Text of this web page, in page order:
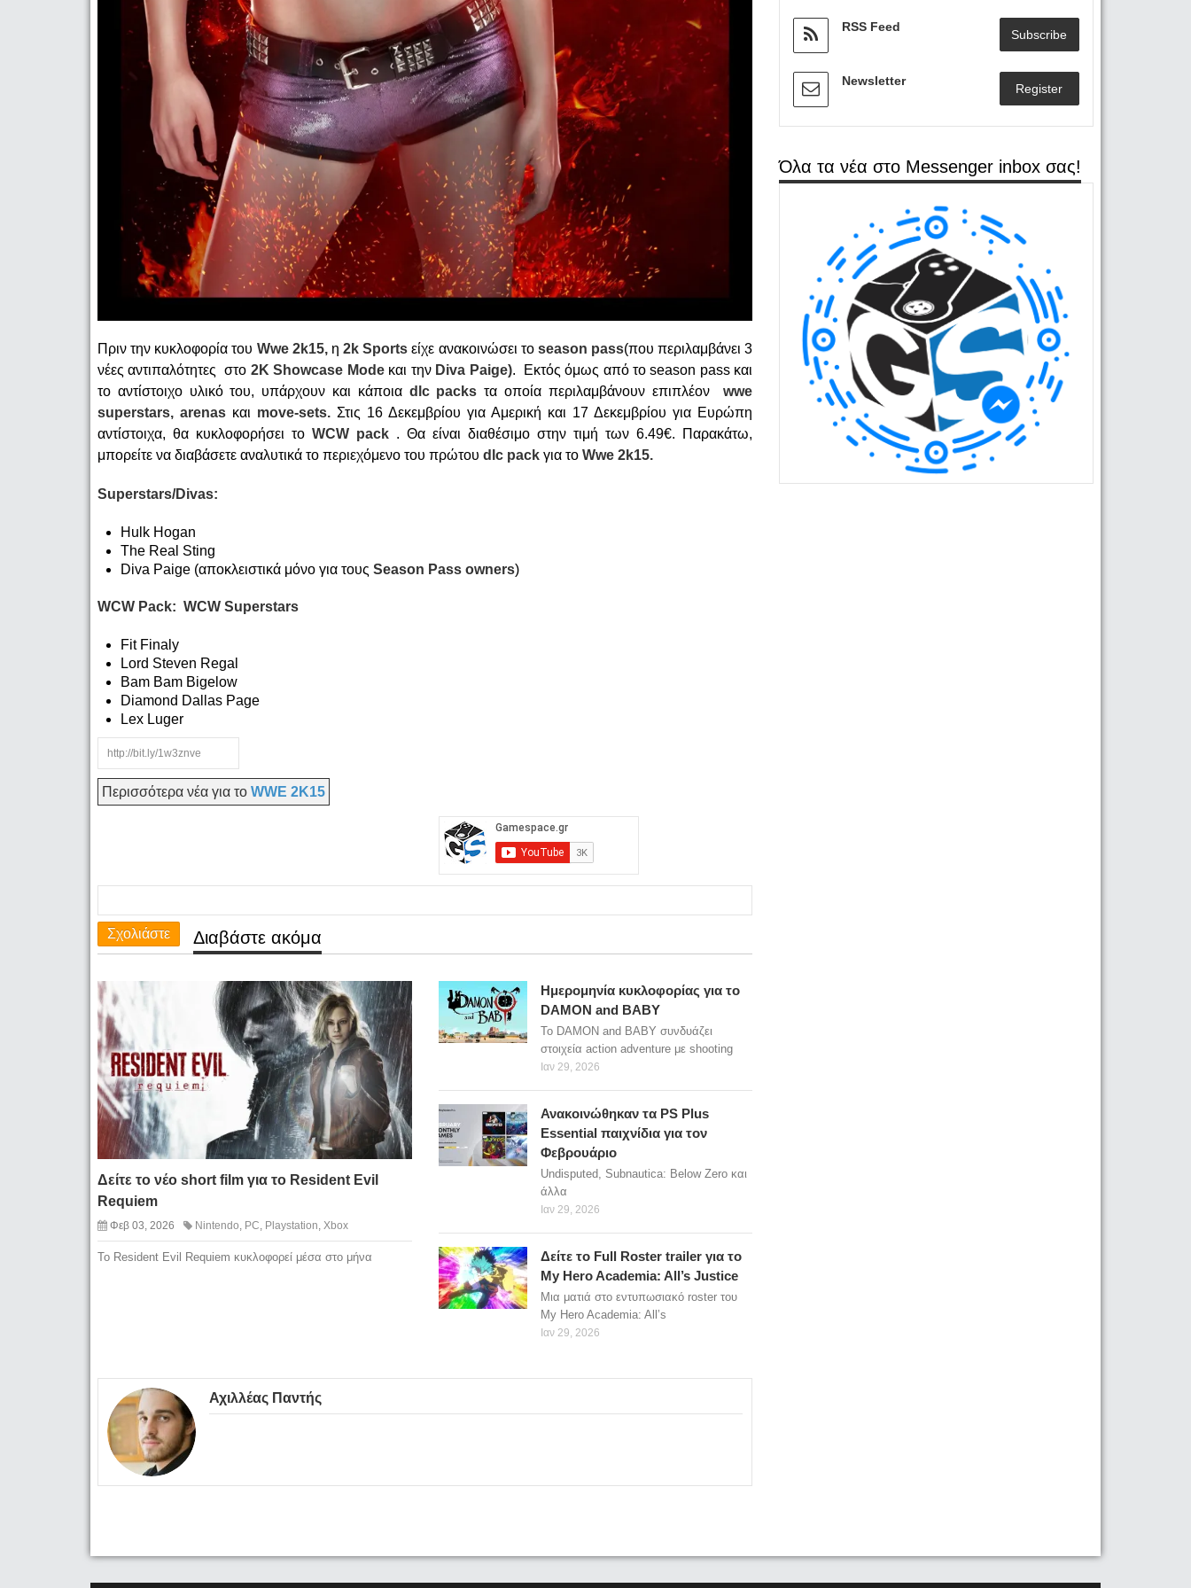
Πριν την κυκλοφορία του Wwe 2k15, η2kSportsείχε ανακοινώσει το season pass(που περιλαμβάνει 3
νέες αντιπαλότητες στο 2KShowcase Mode και την Diva Paige). Εκτός όμως από το season pass και
το αντίστοιχο υλικό του, υπάρχουν και κάποια dlc packsτα οποία περιλαμβάνουν επιπλέονwwe
superstars,arenas και move-sets. Στις 16 Δεκεμβρίου για Αμερική και 17 Δεκεμβρίου για Ευρώπη
αντίστοιχα, θα κυκλοφορήσει τοWCW pack . Θα είναι διαθέσιμο στην τιμή των 6.49€. Παρακάτω,
μπορείτε να διαβάσετε αναλυτικά το περιεχόμενο του πρώτου dlc pack για το Wwe 2k15.
Superstars/Divas:
Hulk Hogan
The Real Sting
Diva Paige (αποκλειστικά μόνο για τους Season Pass owners)
WCW Pack: WCW Superstars
Fit Finaly
Lord Steven Regal
Bam Bam Bigelow
Diamond Dallas Page
Lex Luger
Περισσότερα νέα για το WWE 2K15
Σχολιάστε Διαβάστε ακόμα
Δείτε το νέο short film για το Resident Evil
Requiem
Φεβ 03, 2026 Nintendo, PC, Playstation, Xbox
To Resident Evil Requiem κυκλοφορεί μέσα στο μήνα
Ημερομηνία κυκλοφορίας για το
DAMON and BABY
Το DAMON and BABY συνδυάζει
στοιχεία action adventure με shooting
Ιαν 29, 2026
Ανακοινώθηκαν τα PS Plus
Essential παιχνίδια για τον
Φεβρουάριο
Undisputed, Subnautica: Below Zero και
άλλα
Ιαν 29, 2026
Δείτε το Full Roster trailer για το
My Hero Academia: All’s Justice
Μια ματιά στο εντυπωσιακό roster του
My Hero Academia: All’s
Ιαν 29, 2026
Αχιλλέας Παντής
RSS Feed
Subscribe
Newsletter
Register
Όλα τα νέα στο Messenger inbox σας!